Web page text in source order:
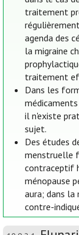
traitement
agenda des
la migraine
traitement
Dans les
il n'existe
sujet.
Des études
menstruelle
contraceptif
ménopause
aura; dans la
contre-